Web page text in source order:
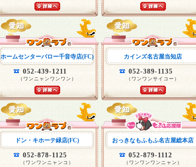
ホームセンターバロー千音寺店(FC)
052-439-1211
（ワンニャンワンワン）
カインズ名古屋当知店
052-389-1135
（ワンワンサイコー）
ドン・キホーテ緑店(FC)
052-878-1125
（ワンワンニャンコ）
おっきなもふもふ名古屋総本店
052-879-1112
（ワンワンワンニャン）